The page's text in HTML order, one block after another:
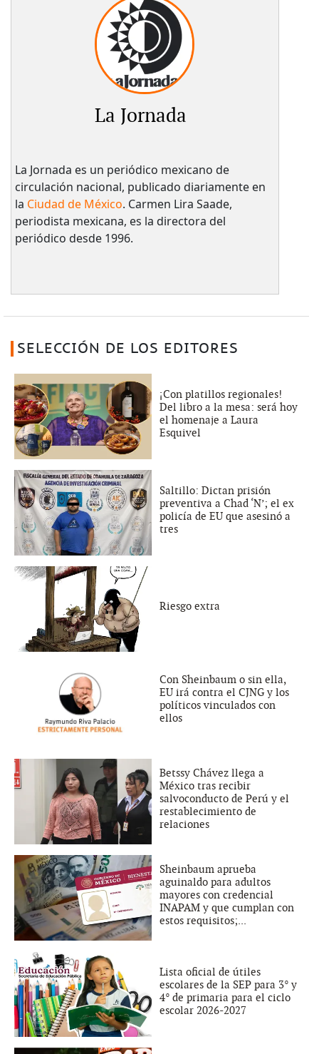
La Jornada
La Jornada es un periódico mexicano de
circulación nacional, publicado diariamente en
la Ciudad de México. Carmen Lira Saade,
periodista mexicana, es la directora del
periódico desde 1996.
SELECCIÓN DE LOS EDITORES
¡Con platillos regionales!
Del libro a la mesa: será hoy
el homenaje a Laura
Esquivel
Saltillo: Dictan prisión
preventiva a Chad ‘N’; el ex
policía de EU que asesinó a
tres
Riesgo extra
Con Sheinbaum o sin ella,
EU irá contra el CJNG y los
políticos vinculados con
ellos
Betssy Chávez llega a
México tras recibir
salvoconducto de Perú y el
restablecimiento de
relaciones
Sheinbaum aprueba
aguinaldo para adultos
mayores con credencial
INAPAM y que cumplan con
estos requisitos;...
Lista oficial de útiles
escolares de la SEP para 3° y
4° de primaria para el ciclo
escolar 2026-2027